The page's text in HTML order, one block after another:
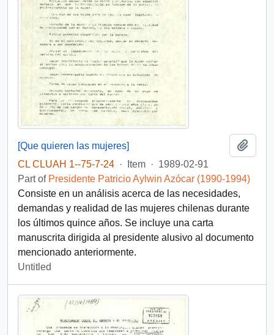
[Que quieren las mujeres]
CL CLUAH 1--75-7-24 · Item · 1989-02-91
Part of Presidente Patricio Aylwin Azócar (1990-1994)
Consiste en un análisis acerca de las necesidades,
demandas y realidad de las mujeres chilenas durante
los últimos quince años. Se incluye una carta
manuscrita dirigida al presidente alusivo al documento
mencionado anteriormente.
Untitled